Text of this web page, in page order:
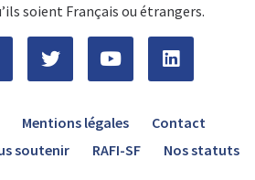
soient Français ou étrangers.
Mentions légales
Contact
soutenir RAFI-SF Nos statuts